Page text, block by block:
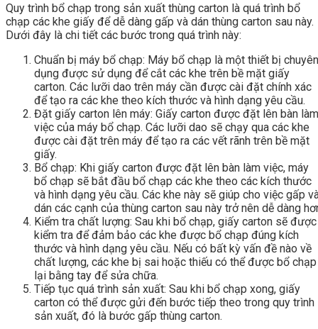
Quy trình bổ chạp trong sản xuất thùng carton là quá trình bổ
chạp các khe giấy để dễ dàng gấp và dán thùng carton sau này.
Dưới đây là chi tiết các bước trong quá trình này:
Chuẩn bị máy bổ chạp: Máy bổ chạp là một thiết bị chuyên
dụng được sử dụng để cắt các khe trên bề mặt giấy
carton. Các lưỡi dao trên máy cần được cài đặt chính xác
để tạo ra các khe theo kích thước và hình dạng yêu cầu.
Đặt giấy carton lên máy: Giấy carton được đặt lên bàn làm
việc của máy bổ chạp. Các lưỡi dao sẽ chạy qua các khe
được cài đặt trên máy để tạo ra các vết rãnh trên bề mặt
giấy.
Bổ chạp: Khi giấy carton được đặt lên bàn làm việc, máy
bổ chạp sẽ bắt đầu bổ chạp các khe theo các kích thước
và hình dạng yêu cầu. Các khe này sẽ giúp cho việc gấp
dán các cạnh của thùng carton sau này trở nên dễ dàng
Kiểm tra chất lượng: Sau khi bổ chạp, giấy carton sẽ được
kiểm tra để đảm bảo các khe được bổ chạp đúng kích
thước và hình dạng yêu cầu. Nếu có bất kỳ vấn đề nào về
chất lượng, các khe bị sai hoặc thiếu có thể được bổ chạp
lại bằng tay để sửa chữa.
Tiếp tục quá trình sản xuất: Sau khi bổ chạp xong, giấy
carton có thể được gửi đến bước tiếp theo trong quy trình
sản xuất, đó là bước gấp thùng carton.